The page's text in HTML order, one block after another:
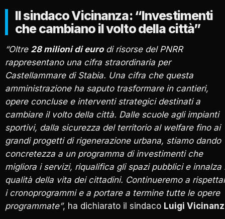
Il sindaco Vicinanza: “Investimenti
che cambiano il volto della città”
“Oltre 28 milioni di eurodi risorse del PNRR
rappresentano una cifra straordinaria per
Castellammare di Stabia. Una cifra che questa
amministrazione ha saputo trasformare in cantieri,
opere concluse e interventi strategici destinati a
cambiare il volto della città. Dalle scuole agli impianti
sportivi, dalla sicurezza del territorio al welfare fino ai
grandi progetti di rigenerazione urbana, stiamo dando
concretezza a un programma di investimenti che
migliora i servizi, riqualifica gli spazi pubblici e innalza
qualità della vita dei cittadini. Continueremo a
i cronoprogrammi e a portare a termine tutte le opere
programmate”, ha dichiarato il sindaco Luigi